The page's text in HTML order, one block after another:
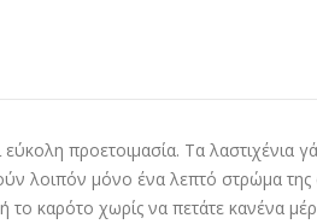
προετοιμασία. Τα λαστιχένια
λοιπόν μόνο ένα λεπτό στρώμα
το καρότο χωρίς να πετάτε κανένα